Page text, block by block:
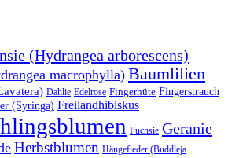
(Hydrangea arborescens)
macrophylla) Baumlilien
Dahlie Edelrose Fingerhüte Fingerstrauch
(Syringa) Freilandhibiskus
Fuchsie Geranie
Herbstblumen Hängefieder (Buddleja